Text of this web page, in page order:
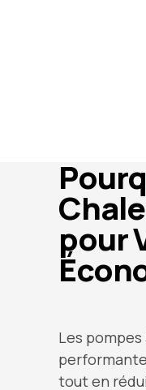
pour
Les pompes
tout en